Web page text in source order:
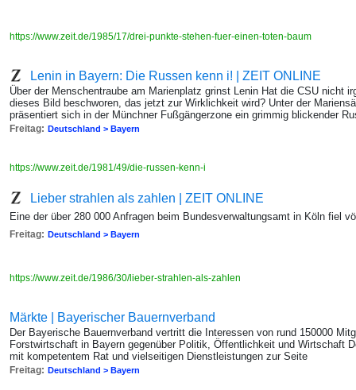
https://www.zeit.de/1985/17/drei-punkte-stehen-fuer-einen-toten-baum
Lenin in Bayern: Die Russen kenn i! | ZEIT ONLINE
Über der Menschentraube am Marienplatz grinst Lenin Hat die CSU nicht
dieses Bild beschworen, das jetzt zur Wirklichkeit wird? Unter der
präsentiert sich in der Münchner Fußgängerzone ein grimmig blickender
Freitag: Deutschland > Bayern
https://www.zeit.de/1981/49/die-russen-kenn-i
Lieber strahlen als zahlen | ZEIT ONLINE
Eine der über 280 000 Anfragen beim Bundesverwaltungsamt in Köln fiel
Freitag: Deutschland > Bayern
https://www.zeit.de/1986/30/lieber-strahlen-als-zahlen
Märkte | Bayerischer Bauernverband
Der Bayerische Bauernverband vertritt die Interessen von rund 150000
Forstwirtschaft in Bayern gegenüber Politik, Öffentlichkeit und Wirtschaft
mit kompetentem Rat und vielseitigen Dienstleistungen zur Seite
Freitag: Deutschland > Bayern